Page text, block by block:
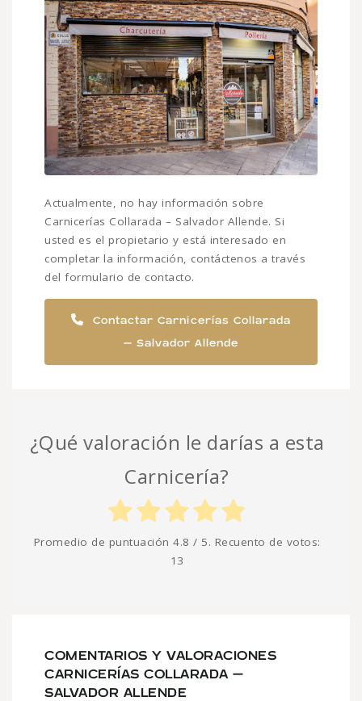
Actualmente, no hay información sobre
Carnicerías Collarada – Salvador Allende. Si
usted es el propietario y está interesado en
completar la información, contáctenos a través
del formulario de contacto.
Contactar Carnicerías Collarada
– Salvador Allende
¿Qué valoración le darías a esta
Carnicería?
Promedio de puntuación 4.8 / 5. Recuento de votos:
13
COMENTARIOS Y VALORACIONES
CARNICERÍAS COLLARADA –
SALVADOR ALLENDE